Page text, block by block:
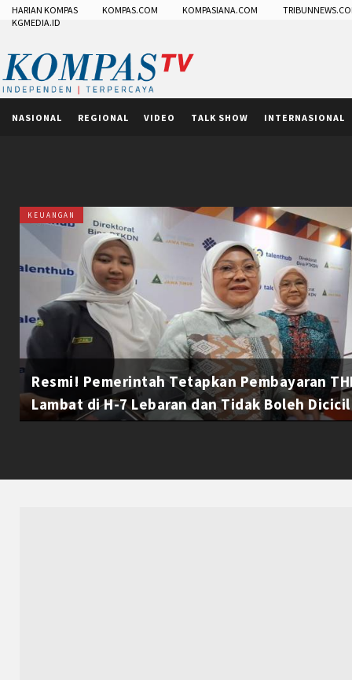
HARIAN KOMPAS KOMPAS.COM KOMPASIANA.COM
KGMEDIA.ID
NASIONAL REGIONAL VIDEO TALK SHOW INTERNASIONAL
KEUANGAN
Resmi! Pemerintah Tetapkan Pembayaran
Lambat di H-7 Lebaran dan Tidak Boleh Dicicil